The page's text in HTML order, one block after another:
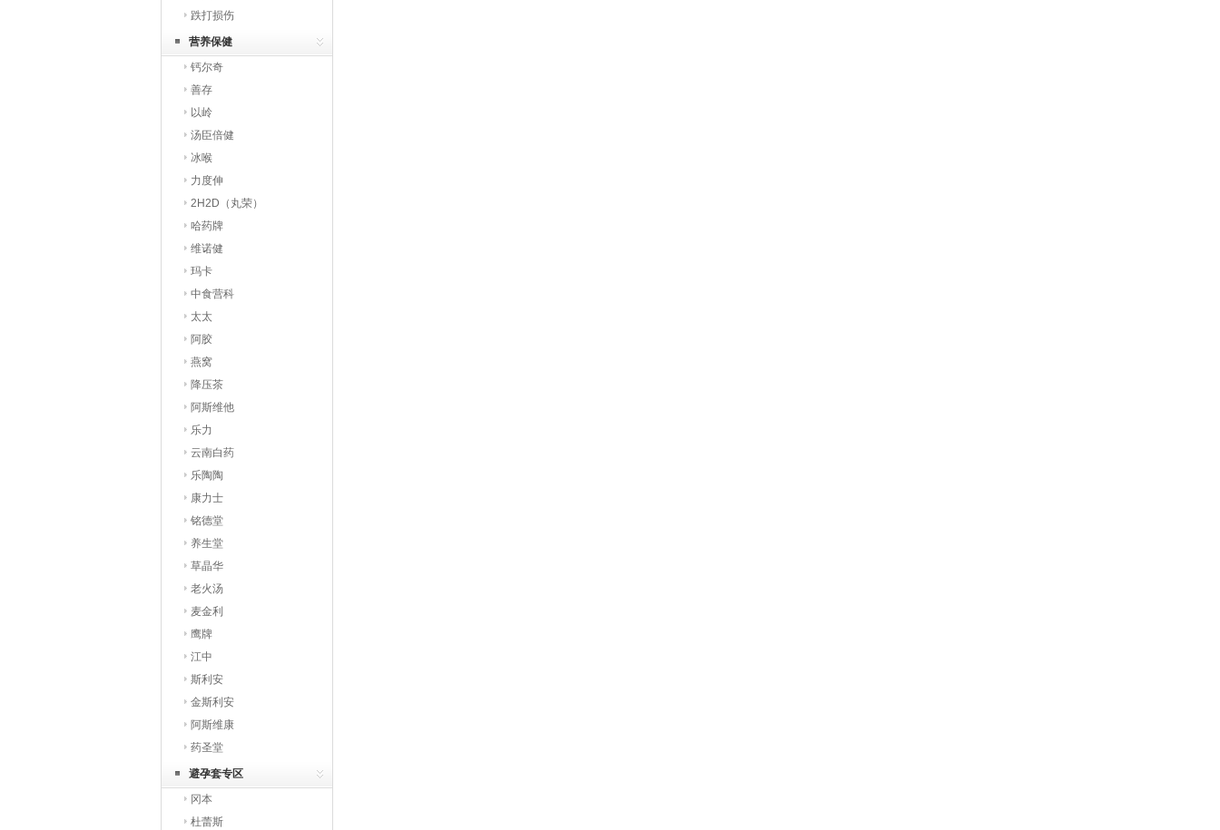
跌打损伤
营养保健
钙尔奇
善存
以岭
汤臣倍健
冰喉
力度伸
2H2D（丸荣）
哈药牌
维诺健
玛卡
中食营科
太太
阿胶
燕窝
降压茶
阿斯维他
乐力
云南白药
乐陶陶
康力士
铭德堂
养生堂
草晶华
老火汤
麦金利
鹰牌
江中
斯利安
金斯利安
阿斯维康
药圣堂
避孕套专区
冈本
杜蕾斯